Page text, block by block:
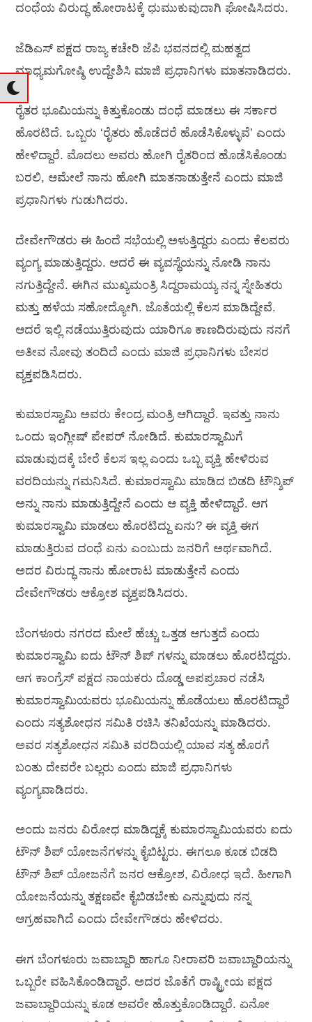
ದಂಧೆಯ ವಿರುದ್ಧ ಹೋರಾಟಕ್ಕೆ ಧುಮುಕುವುದಾಗಿ ಘೋಷಿಸಿದರು.
ಜೆಡಿಎಸ್ ಪಕ್ಷದ ರಾಜ್ಯ ಕಚೇರಿ ಜೆಪಿ ಭವನದಲ್ಲಿ ಮಹತ್ವದ
ಮಾಧ್ಯಮಗೋಷ್ಠಿ ಉದ್ದೇಶಿಸಿ ಮಾಜಿ ಪ್ರಧಾನಿಗಳು ಮಾತನಾಡಿದರು.
ರೈತರ ಭೂಮಿಯನ್ನು ಕಿತ್ತುಕೊಂಡು ದಂಧೆ ಮಾಡಲು ಈ ಸರ್ಕಾರ
ಹೊರಟಿದೆ. ಒಬ್ಬರು ‘ರೈತರು ಹೊಡೆದರೆ ಹೊಡೆಸಿಕೊಳ್ಳುವೆ’ ಎಂದು
ಹೇಳಿದ್ದಾರೆ. ಮೊದಲು ಅವರು ಹೋಗಿ ರೈತರಿಂದ ಹೊಡೆಸಿಕೊಂಡು
ಬರಲಿ, ಆಮೇಲೆ ನಾನು ಹೋಗಿ ಮಾತನಾಡುತ್ತೇನೆ ಎಂದು ಮಾಜಿ
ಪ್ರಧಾನಿಗಳು ಗುಡುಗಿದರು.
ದೇವೇಗೌಡರು ಈ ಹಿಂದೆ ಸಭೆಯಲ್ಲಿ ಅಳುತ್ತಿದ್ದರು ಎಂದು ಕೆಲವರು
ವ್ಯಂಗ್ಯ ಮಾಡುತ್ತಿದ್ದರು. ಆದರೆ ಈ ವ್ಯವಸ್ಥೆಯನ್ನು ನೋಡಿ ನಾನು
ನಗುತ್ತಿದ್ದೇನೆ. ಈಗಿನ ಮುಖ್ಯಮಂತ್ರಿ ಸಿದ್ದರಾಮಯ್ಯ ನನ್ನ ಸ್ನೇಹಿತರು
ಮತ್ತು ಹಳೆಯ ಸಹೋದ್ಯೋಗಿ. ಜೊತೆಯಲ್ಲಿ ಕೆಲಸ ಮಾಡಿದ್ದೇವೆ.
ಆದರೆ ಇಲ್ಲಿ ನಡೆಯುತ್ತಿರುವುದು ಯಾರಿಗೂ ಕಾಣದಿರುವುದು ನನಗೆ
ಅತೀವ ನೋವು ತಂದಿದೆ ಎಂದು ಮಾಜಿ ಪ್ರಧಾನಿಗಳು ಬೇಸರ
ವ್ಯಕ್ತಪಡಿಸಿದರು.
ಕುಮಾರಸ್ವಾಮಿ ಅವರು ಕೇಂದ್ರ ಮಂತ್ರಿ ಆಗಿದ್ದಾರೆ. ಇವತ್ತು ನಾನು
ಒಂದು ಇಂಗ್ಲೀಷ್ ಪೇಪರ್ ನೋಡಿದೆ. ಕುಮಾರಸ್ವಾಮಿಗೆ
ಮಾಡುವುದಕ್ಕೆ ಬೇರೆ ಕೆಲಸ ಇಲ್ಲ ಎಂದು ಒಬ್ಬ ವ್ಯಕ್ತಿ ಹೇಳಿರುವ
ವರದಿಯನ್ನು ಗಮನಿಸಿದೆ. ಕುಮಾರಸ್ವಾಮಿ ಮಾಡಿದ ಬಿಡದಿ ಟೌನ್ಶಿಪ್
ಅನ್ನು ನಾನು ಮಾಡುತ್ತಿದ್ದೇನೆ ಎಂದು ಆ ವ್ಯಕ್ತಿ ಹೇಳಿದ್ದಾರೆ. ಆಗ
ಕುಮಾರಸ್ವಾಮಿ ಮಾಡಲು ಹೊರಟಿದ್ದು ಏನು? ಈ ವ್ಯಕ್ತಿ ಈಗ
ಮಾಡುತ್ತಿರುವ ದಂಧೆ ಏನು ಎಂಬುದು ಜನರಿಗೆ ಅರ್ಥವಾಗಿದೆ.
ಅದರ ವಿರುದ್ಧ ನಾನು ಹೋರಾಟ ಮಾಡುತ್ತೇನೆ ಎಂದು
ದೇವೇಗೌಡರು ಆಕ್ರೋಶ ವ್ಯಕ್ತಪಡಿಸಿದರು.
ಬೆಂಗಳೂರು ನಗರದ ಮೇಲೆ ಹೆಚ್ಚು ಒತ್ತಡ ಆಗುತ್ತದೆ ಎಂದು
ಕುಮಾರಸ್ವಾಮಿ ಐದು ಟೌನ್ ಶಿಪ್ ಗಳನ್ನು ಮಾಡಲು ಹೊರಟಿದ್ದರು.
ಆಗ ಕಾಂಗ್ರೆಸ್ ಪಕ್ಷದ ನಾಯಕರು ದೊಡ್ಡ ಅಪಪ್ರಚಾರ ನಡೆಸಿ
ಕುಮಾರಸ್ವಾಮಿಯವರು ಭೂಮಿಯನ್ನು ಹೊಡೆಯಲು ಹೊರಟಿದ್ದಾರೆ
ಎಂದು ಸತ್ಯಶೋಧನ ಸಮಿತಿ ರಚಿಸಿ ತನಿಖೆಯನ್ನು ಮಾಡಿದರು.
ಅವರ ಸತ್ಯಶೋಧನ ಸಮಿತಿ ವರದಿಯಲ್ಲಿ ಯಾವ ಸತ್ಯ ಹೊರಗೆ
ಬಂತು ದೇವರೇ ಬಲ್ಲರು ಎಂದು ಮಾಜಿ ಪ್ರಧಾನಿಗಳು
ವ್ಯಂಗ್ಯವಾಡಿದರು.
ಅಂದು ಜನರು ವಿರೋಧ ಮಾಡಿದ್ದಕ್ಕೆ ಕುಮಾರಸ್ವಾಮಿಯವರು ಐದು
ಟೌನ್ ಶಿಪ್ ಯೋಜನೆಗಳನ್ನು ಕೈಬಿಟ್ಟರು. ಈಗಲೂ ಕೂಡ ಬಿಡದಿ
ಟೌನ್ ಶಿಪ್ ಯೋಜನೆಗೆ ಜನರ ಆಕ್ರೋಶ, ವಿರೋಧ ಇದೆ. ಹೀಗಾಗಿ
ಯೋಜನೆಯನ್ನು ತಕ್ಷಣವೇ ಕೈಬಿಡಬೇಕು ಎನ್ನುವುದು ನನ್ನ
ಆಗ್ರಹವಾಗಿದೆ ಎಂದು ದೇವೇಗೌಡರು ಹೇಳಿದರು.
ಈಗ ಬೆಂಗಳೂರು ಜವಾಬ್ದಾರಿ ಹಾಗೂ ನೀರಾವರಿ ಜವಾಬ್ದಾರಿಯನ್ನು
ಒಬ್ಬರೇ ವಹಿಸಿಕೊಂಡಿದ್ದಾರೆ. ಅದರ ಜೊತೆಗೆ ರಾಷ್ಟ್ರೀಯ ಪಕ್ಷದ
ಜವಾಬ್ದಾರಿಯನ್ನು ಕೂಡ ಅವರೇ ಹೊತ್ತುಕೊಂಡಿದ್ದಾರೆ. ಏನೋ